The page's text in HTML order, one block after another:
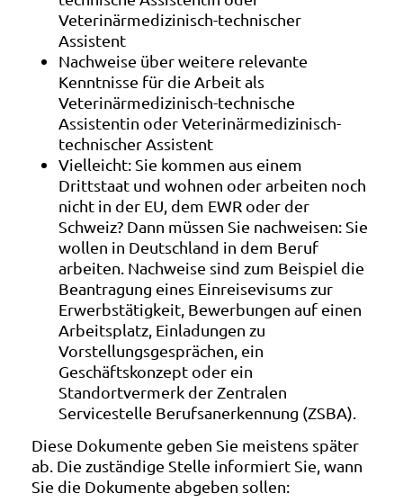
Veterinärmedizinisch-technischer
Assistent
Nachweise über weitere relevante
Kenntnisse für die Arbeit als
Veterinärmedizinisch-technische
Assistentin oder Veterinärmedizinisch-
technischer Assistent
Vielleicht: Sie kommen aus einem
Drittstaat und wohnen oder arbeiten noch
nicht in der EU, dem EWR oder der
Schweiz? Dann müssen Sie nachweisen: Sie
wollen in Deutschland in dem Beruf
arbeiten. Nachweise sind zum Beispiel die
Beantragung eines Einreisevisums zur
Erwerbstätigkeit, Bewerbungen auf einen
Arbeitsplatz, Einladungen zu
Vorstellungsgesprächen, ein
Geschäftskonzept oder ein
Standortvermerk der Zentralen
Servicestelle Berufsanerkennung (ZSBA).
Diese Dokumente geben Sie meistens später
ab. Die zuständige Stelle informiert Sie, wann
Sie die Dokumente abgeben sollen: